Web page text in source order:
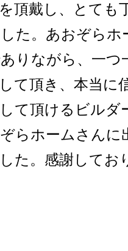
頂戴し、とても
た。あおぞらホ
りながら、一つ
て頂き、本当に
て頂けるビルダ
らホームさんに
た。感謝してお